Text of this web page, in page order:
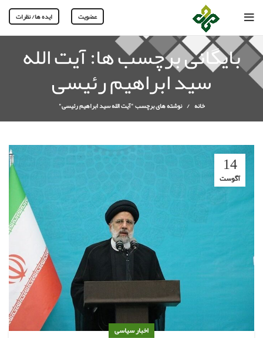
عضویت ایده ها/ نظرات
بایگانی برچسب ها: آیت الله
سید ابراهیم رئیسی
خانه نوشته های برچسب "آیت الله سید ابراهیم رئیسی"
14
آگوست
اخبار سیاسی